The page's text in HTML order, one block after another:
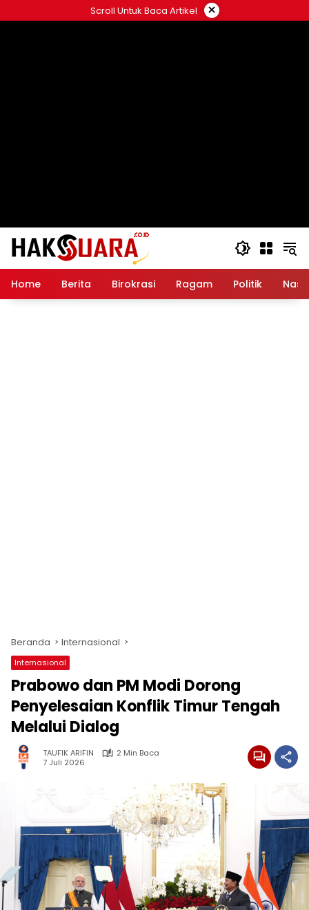
ke
Scroll Untuk Baca Artikel ×
Home Berita Birokrasi Ragam Politik
Beranda Internasional
Internasional
Prabowo dan PM Modi Dorong
Penyelesaian Konflik Timur Tengah
Melalui Dialog
TAUFIK ARIFIN
2 Min Baca
7 Juli 2026